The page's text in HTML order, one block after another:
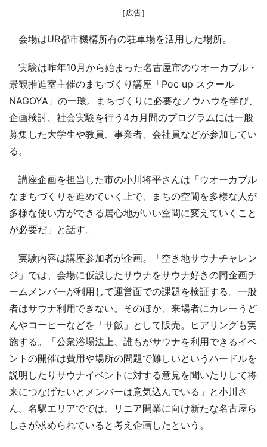
［広告］
会場はUR都市機構所有の駐車場を活用した場所。
実験は昨年10月から始まった名古屋市のウオーカブル・
景観推進室主催のまちづくり講座「Poc up スクール
NAGOYA」の一環。まちづくりに必要なノウハウを学び、
企画検討、社会実験を行う4カ月間のプログラムには一般
募集した大学生や教員、事業者、会社員などが参加してい
る。
講座企画を担当した市の小川将平さんは「ウオーカブル
なまちづくりを進めていく上で、まちの空間を多様な人が
多様な使い方ができる居心地がいい空間に変えていくこと
が必要だ」と話す。
実験内容は講座参加者が企画。「空き地サウナチャレン
ジ」では、会場に仮設したサウナをサウナ好きの同企画チ
ームメンバーが利用して運営面での課題を検証する。一般
者はサウナ利用できない。そのほか、来場者にカレーうど
んやコーヒーなどを「サ飯」として販売。ヒアリングも実
施する。「公衆浴場法上、誰もがサウナを利用できるイベ
ントの開催は費用や場所の問題で難しいというハードルを
説明したりサウナイベントに対する意見を聞いたりして将
来につなげたいとメンバーは意気込んでいる」と小川さ
ん。名駅エリアででは、リニア開業に向け新たな名古屋ら
しさが求められていると考え企画したという。